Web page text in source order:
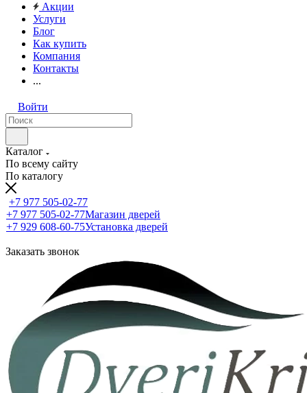
Акции
Услуги
Блог
Как купить
Компания
Контакты
...
Войти
Каталог
По всему сайту
По каталогу
+7 977 505-02-77
+7 977 505-02-77Магазин дверей
+7 929 608-60-75Установка дверей
Заказать звонок